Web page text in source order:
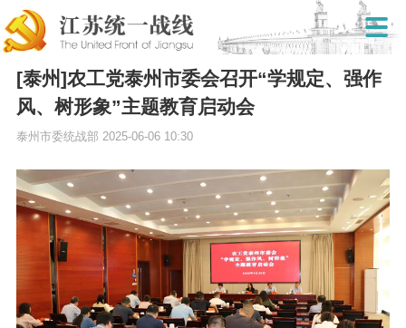
[泰州]农工党泰州市委会召开“学规定、强作
风、树形象”主题教育启动会
泰州市委统战部 2025-06-06 10:30